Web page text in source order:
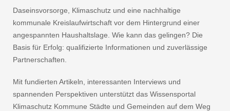
Daseinsvorsorge, Klimaschutz und eine nachhaltige
kommunale Kreislaufwirtschaft vor dem Hintergrund einer
angespannten Haushaltslage. Wie kann das gelingen? Die
Basis für Erfolg: qualifizierte Informationen und zuverlässige
Partnerschaften.
Mit fundierten Artikeln, interessanten Interviews und
spannenden Perspektiven unterstützt das Wissensportal
Klimaschutz Kommune Städte und Gemeinden auf dem Weg